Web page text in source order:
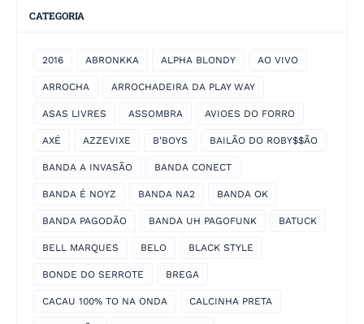
CATEGORIA
2016 ABRONKKA ALPHA BLONDY AO VIVO
ARROCHA ARROCHADEIRA DA PLAY WAY
ASAS LIVRES ASSOMBRA AVIOES DO FORRO
AXÉ AZZEVIXE B'BOYS BAILÃO DO ROBY$$ÃO
BANDA A INVASÃO BANDA CONECT
BANDA É NOYZ BANDA NA2 BANDA OK
BANDA PAGODÃO BANDA UH PAGOFUNK BATUCK
BELL MARQUES BELO BLACK STYLE
BONDE DO SERROTE BREGA
CACAU 100% TO NA ONDA CALCINHA PRETA